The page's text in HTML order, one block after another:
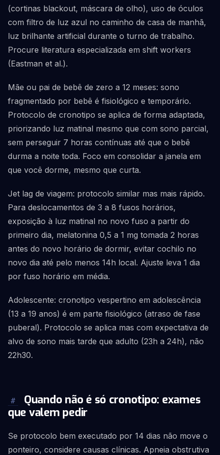
(cortinas blackout, máscara de olho), uso de óculos
com filtro de luz azul no caminho de casa de manhã,
luz brilhante artificial durante o turno de trabalho.
Procure literatura especializada em shift workers
(Eastman et al.).
Mãe ou pai de bebê de zero a 12 meses: sono
fragmentado por bebê é fisiológico e temporário.
Protocolo de cronotipo se aplica de forma adaptada,
priorizando luz matinal mesmo que com sono parcial,
sem perseguir 7 horas contínuas até que o bebê
durma a noite toda. Foco em consolidar a janela em
que você dorme, mesmo que curta.
Jet lag de viagem: protocolo similar mas mais rápido.
Para deslocamentos de 3 a 8 fusos horários,
exposição à luz matinal no novo fuso a partir do
primeiro dia, melatonina 0,5 a 1 mg tomada 2 horas
antes do novo horário de dormir, evitar cochilo no
novo dia até pelo menos 14h local. Ajuste leva 1 dia
por fuso horário em média.
Adolescente: cronotipo vespertino em adolescência
(13 a 19 anos) é em parte fisiológico (atraso de fase
puberal). Protocolo se aplica mas com expectativa de
alvo de sono mais tarde que adulto (23h a 24h), não
22h30.
#
Quando não é só cronotipo: exames
que valem pedir
Se protocolo bem executado por 14 dias não move o
ponteiro, considere causas clínicas. Apneia obstrutiva